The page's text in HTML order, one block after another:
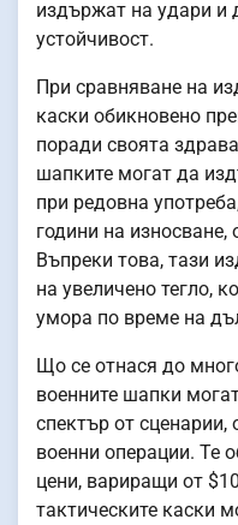
издържат на удари и
устойчивост.
При сравняване на
каски обикновено
поради своята
шапките могат да
при редовна
години на износване,
Въпреки това, тази
на увеличено тегло,
умора по време на
Що се отнася до
военните шапки
спектър от
военни операции. Те
цени, вариращи от
тактическите каски